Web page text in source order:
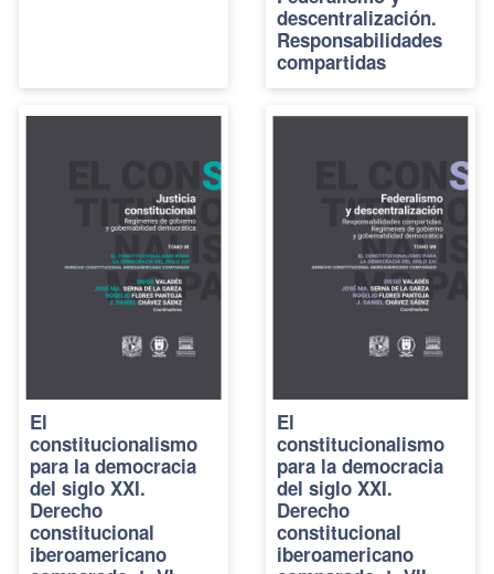
descentralización.
Responsabilidades
compartidas
El
constitucionalismo
para la democracia
del siglo XXI.
Derecho
constitucional
iberoamericano
El
constitucionalismo
para la democracia
del siglo XXI.
Derecho
constitucional
iberoamericano